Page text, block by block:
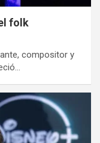
folk
compositor y